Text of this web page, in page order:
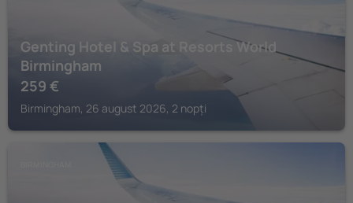
Genting Hotel & Spa at Resorts World
Birmingham
259 €
Birmingham, 26 august 2026, 2 nopți